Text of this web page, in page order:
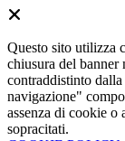
Questo sito utilizza
chiusura del banner
contraddistinto
navigazione"
assenza di cookie o
sopracitati.